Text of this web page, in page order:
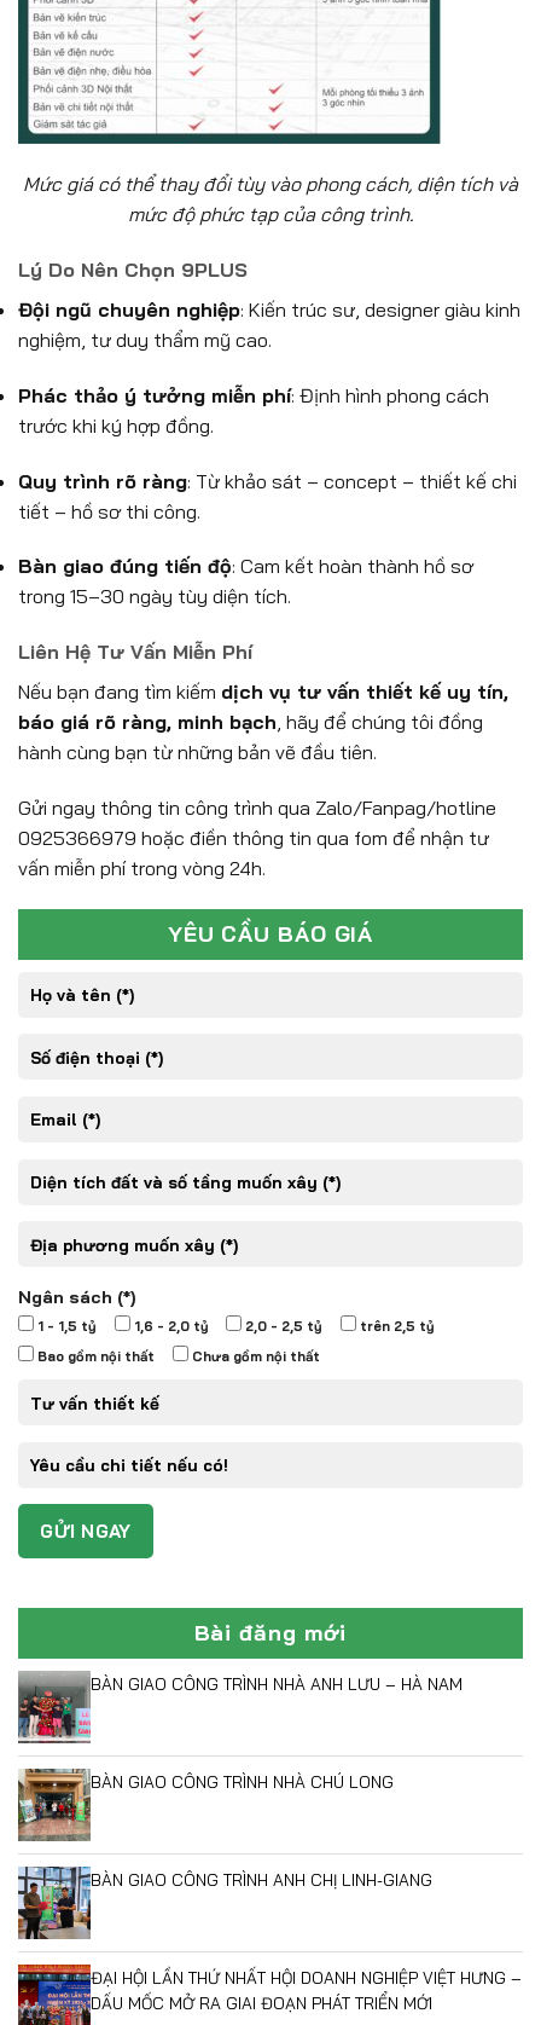
Mức giá có thể thay đổi tùy vào phong cách, diện tích và
mức độ phức tạp của công trình.
Lý Do Nên Chọn 9PLUS
Đội ngũ chuyên nghiệp: Kiến trúc sư, designer giàu kinh
nghiệm, tư duy thẩm mỹ cao.
Phác thảo ý tưởng miễn phí: Định hình phong cách
trước khi ký hợp đồng.
Quy trình rõ ràng: Từ khảo sát – concept – thiết kế chi
tiết – hồ sơ thi công.
Bàn giao đúng tiến độ: Cam kết hoàn thành hồ sơ
trong 15–30 ngày tùy diện tích.
Liên Hệ Tư Vấn Miễn Phí
Nếu bạn đang tìm kiếm dịch vụ tư vấn thiết kế uy tín,
báo giá rõ ràng, minh bạch, hãy để chúng tôi đồng
hành cùng bạn từ những bản vẽ đầu tiên.
Gửi ngay thông tin công trình qua Zalo/Fanpag/hotline
0925366979 hoặc điền thông tin qua fom để nhận tư
vấn miễn phí trong vòng 24h.
YÊU CẦU BÁO GIÁ
Ngân sách (*)
1 - 1,5 tỷ 1,6 - 2,0 tỷ 2,0 - 2,5 tỷ
trên 2,5 tỷ
Bao gồm nội thất
Chưa gồm nội thất
Bài đăng mới
BÀN GIAO CÔNG TRÌNH NHÀ ANH LƯU – HÀ NAM
BÀN GIAO CÔNG TRÌNH NHÀ CHÚ LONG
BÀN GIAO CÔNG TRÌNH ANH CHỊ LINH-GIANG
ĐẠI HỘI LẦN THỨ NHẤT HỘI DOANH NGHIỆP VIỆT HƯNG –
DẤU MỐC MỞ RA GIAI ĐOẠN PHÁT TRIỂN MỚI